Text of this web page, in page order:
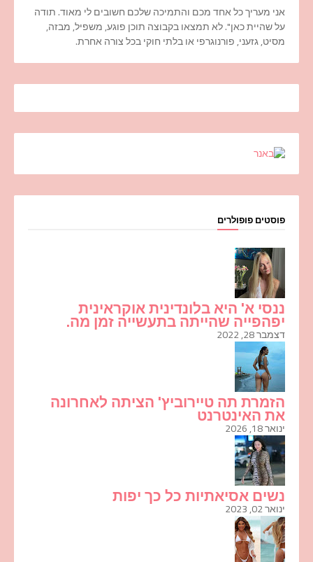
אני מעריך כל אחד מכם והתמיכה שלכם חשובים לי מאוד. תודה
על שהיית כאן". לא תמצאו בקבוצה תוכן פוגע, משפיל, מבזה,
מסיט, גזעני, פורנוגרפי או בלתי חוקי בכל צורה אחרת.
פוסטים פופולרים
ננסי א' היא בלונדינית אוקראינית
יפהפייה שהייתה בתעשייה זמן מה.
דצמבר 28, 2022
הזמרת תה טיירוביץ' הציתה לאחרונה
את האינטרנט
ינואר 18, 2026
נשים אסיאתיות כל כך יפות
ינואר 02, 2023